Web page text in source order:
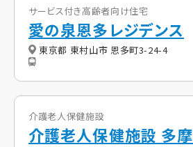
サービス付き高齢者向け住宅
愛の泉恩多レジデンス
東京都 東村山市 恩多町3-24-4
介護老人保健施設
介護老人保健施設 多